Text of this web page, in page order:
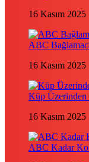
16 Kasım 2025
ABC
16 Kasım 2025
Küp Üzerinden
16 Kasım 2025
ABC Kadar